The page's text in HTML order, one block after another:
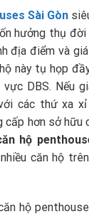
Sài Gòn
hưởng thụ
địa điểm và
này tụ họp
DBS. Nếu
các thứ xa
cấp hơn sở hữu
hộ
căn hộ
hộ